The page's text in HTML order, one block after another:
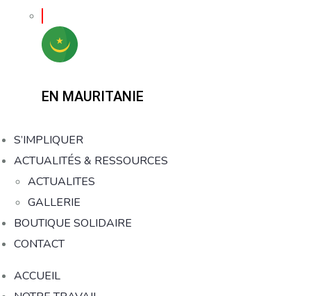
EN MAURITANIE
S’IMPLIQUER
ACTUALITÉS & RESSOURCES
ACTUALITES
GALLERIE
BOUTIQUE SOLIDAIRE
CONTACT
ACCUEIL